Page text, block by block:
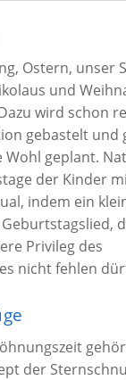
Ostern, unser
und
wird schon
gebastelt und
Wohl geplant.
der Kinder
indem ein
Privileg des
nicht fehlen
der